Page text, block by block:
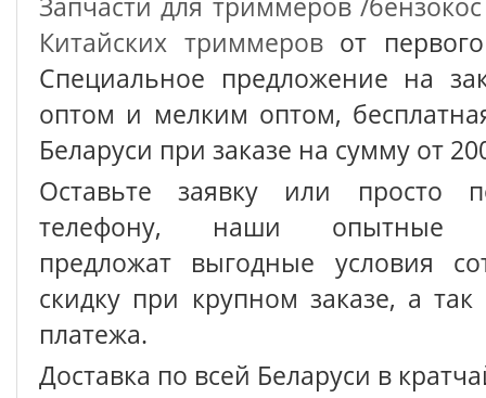
Запчасти для триммеров /бензокос
Китайских триммеровот
Специальное предложение на
оптом и мелким оптом,
Беларуси при заказе на сумму от
Оставьте заявку или просто
телефону, наши опытные
предложат выгодные условия
скидку при крупном заказе, а так
платежа.
Доставка по всей Беларуси в